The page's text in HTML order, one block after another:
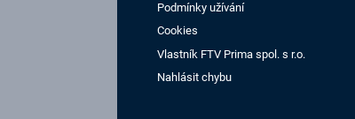
Podmínky užívání
Cookies
Vlastník FTV Prima spol. s r.o.
Nahlásit chybu